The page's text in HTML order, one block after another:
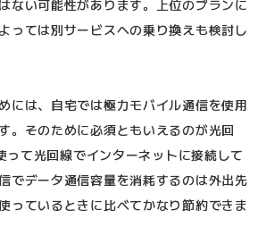
ない可能性があります。上位のプランに
っては別サービスへの乗り換えも検討し
には、自宅では極力モバイル通信を使用
。そのために必須ともいえるのが光回
て光回線でインターネットに接続して
でデータ通信容量を消耗するのは外出先
っているときに比べてかなり節約できま